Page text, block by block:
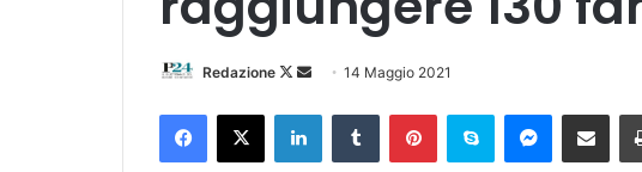
Redazione
Follow
Invia 14 Maggio 2021
Facebook
X LinkedInTumblr PinterestSkype Messenger
Condividi via mail